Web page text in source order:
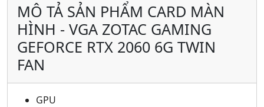
MÔ TẢ SẢN PHẨM CARD MÀN
HÌNH - VGA ZOTAC GAMING
GEFORCE RTX 2060 6G TWIN
FAN
GPU